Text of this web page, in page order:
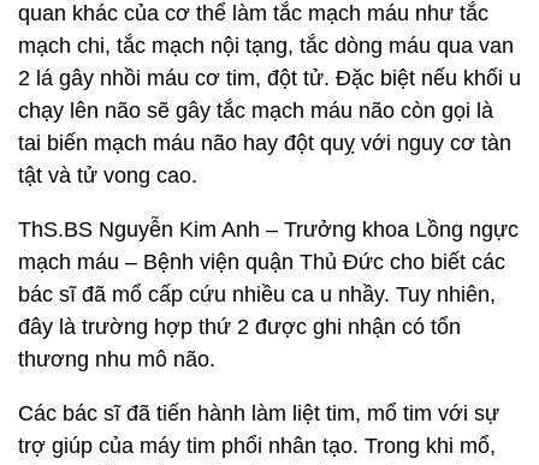
quan khác của cơ thể làm tắc mạch máu như tắc
mạch chi, tắc mạch nội tạng, tắc dòng máu qua van
2 lá gây nhồi máu cơ tim, đột tử. Đặc biệt nếu khối u
chạy lên não sẽ gây tắc mạch máu não còn gọi là
tai biến mạch máu não hay đột quỵ với nguy cơ tàn
tật và tử vong cao.
ThS.BS Nguyễn Kim Anh – Trưởng khoa Lồng ngực
mạch máu – Bệnh viện quận Thủ Đức cho biết các
bác sĩ đã mổ cấp cứu nhiều ca u nhầy. Tuy nhiên,
đây là trường hợp thứ 2 được ghi nhận có tổn
thương nhu mô não.
Các bác sĩ đã tiến hành làm liệt tim, mổ tim với sự
trợ giúp của máy tim phổi nhân tạo. Trong khi mổ,